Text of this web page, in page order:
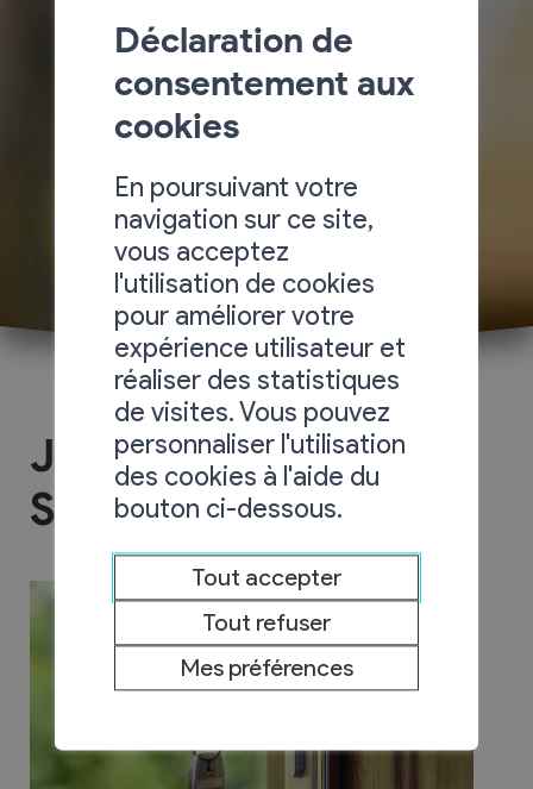
Jacques Vuillod
Serrurerie
Déclaration de
consentement aux
cookies
En poursuivant votre
navigation sur ce site,
vous acceptez
l'utilisation de cookies
pour améliorer votre
expérience utilisateur et
réaliser des statistiques
de visites. Vous pouvez
personnaliser l'utilisation
des cookies à l'aide du
bouton ci-dessous.
Tout accepter
Tout refuser
Mes préférences